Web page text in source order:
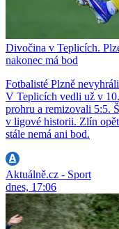
Divočina v Teplicích.
nakonec má bod
Fotbalisté Plzně
V Teplicích vedli už v
prohru a remizovali 5:5.
v ligové historii. Zlín
stále nemá ani bod.
Aktuálně.cz - Sport
dnes, 17:06